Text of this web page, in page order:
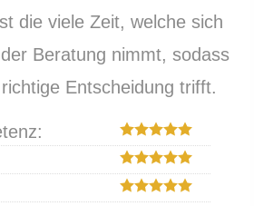
die viele Zeit, welche sich
Beratung nimmt, sodass
Entscheidung trifft.